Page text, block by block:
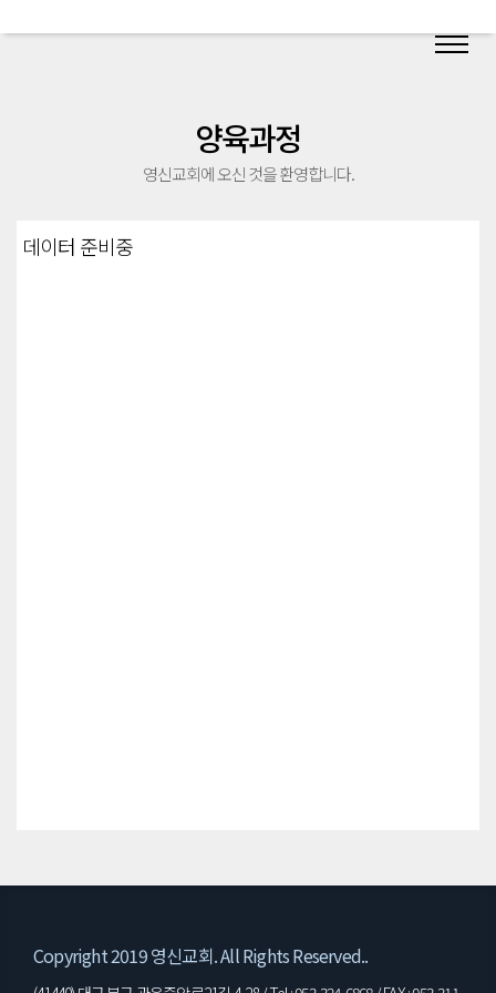
양육과정
영신교회에 오신 것을 환영합니다.
데이터 준비중
Copyright 2019 영신교회. All Rights Reserved..